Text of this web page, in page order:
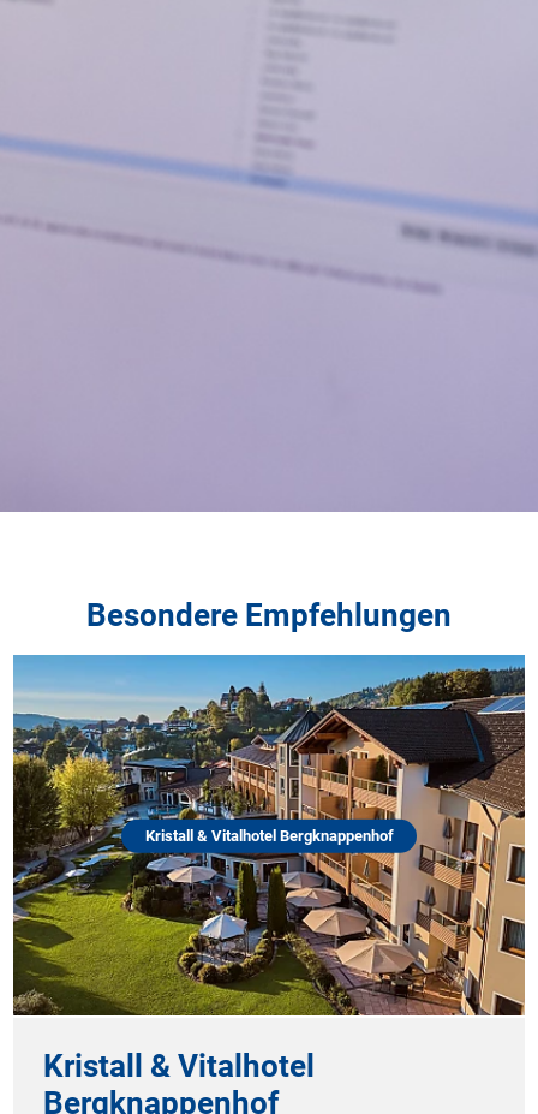
Besondere Empfehlungen
Kristall & Vitalhotel Bergknappenhof
Kristall & Vitalhotel
Bergknappenhof